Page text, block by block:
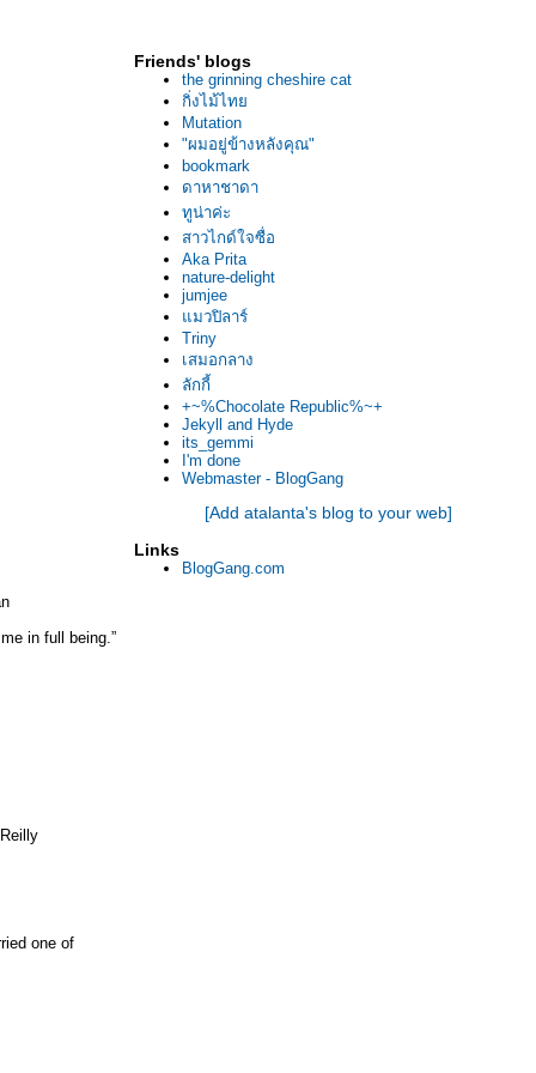
in full being.”
one of
Friends' blogs
the grinning cheshire cat
กิ่งไม้ไท
Mutation
"ผมอยู่ข้างหลังคุณ"
bookmark
ดาหาชาดา
ทูน่าค่ะ
สาวไกด์ใจซื่อ
Aka Prita
nature-delight
jumjee
มวปิลาร์
Triny
เสมอกลาง
ลักกี้
+~%Chocolate Republic%~+
Jekyll and Hyde
its_gemmi
I'm done
Webmaster - BlogGang
[Add atalanta's blog to your web]
Links
BlogGang.com